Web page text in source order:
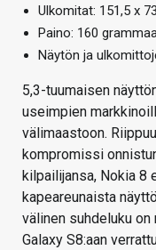
Ulkomitat: 151,5 x
Paino: 160
Näytön ja
5,3-tuumaisen
useimpien
välimaastoon.
kompromissi
kilpailijansa, Nokia 8
kapeareunaista
välinen suhdeluku
Galaxy S8:aan